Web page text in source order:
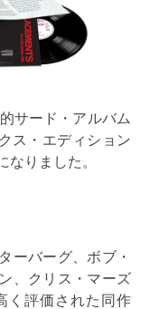
サード・アルバム
ス・エディション
なりました。
ーバーグ、ボブ・
、クリス・マーズ
く評価された同作